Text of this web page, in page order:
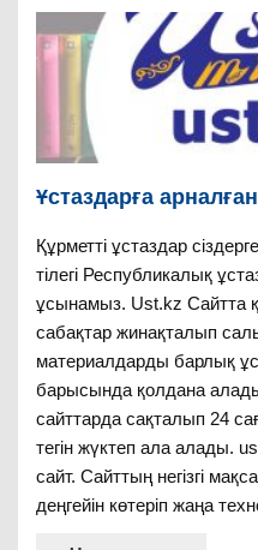
Ұстаздарға
Құрметті ұстаздар
тілегі Республикалық
ұсынамыз. Ust.kz Сайтта
сабақтар жинақталып
материалдарды барлық
барысында қолдана
сайттарда сақталып 24
тегін жүктеп ала алады.
сайт. Сайттың негізгі
деңгейін көтеріп жаңа